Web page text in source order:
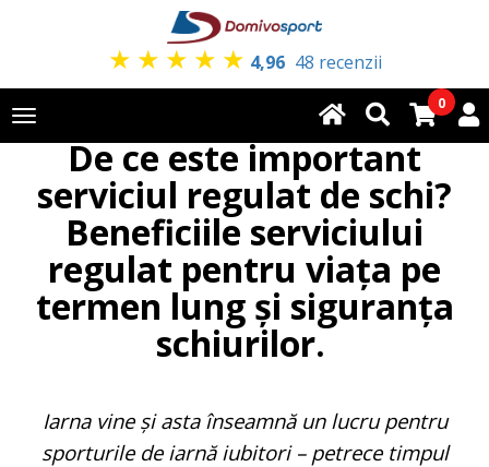
★ ★ ★ ★ ★ 4,96 48 recenzii
Toggle
navigation
0
De ce este important
serviciul regulat de schi?
Beneficiile serviciului
regulat pentru viața pe
termen lung și siguranța
schiurilor.
Iarna vine și asta înseamnă un lucru pentru
sporturile de iarnă iubitori – petrece timpul